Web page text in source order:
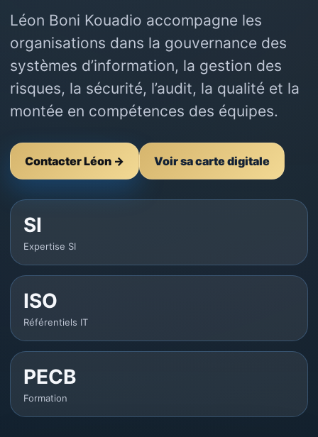
Léon Boni Kouadio accompagne les
organisations dans la gouvernance des
systèmes d’information, la gestion des
risques, la sécurité, l’audit, la qualité et la
montée en compétences des équipes.
Contacter Léon → Voir sa carte digitale
SI
Expertise SI
ISO
Référentiels IT
PECB
Formation